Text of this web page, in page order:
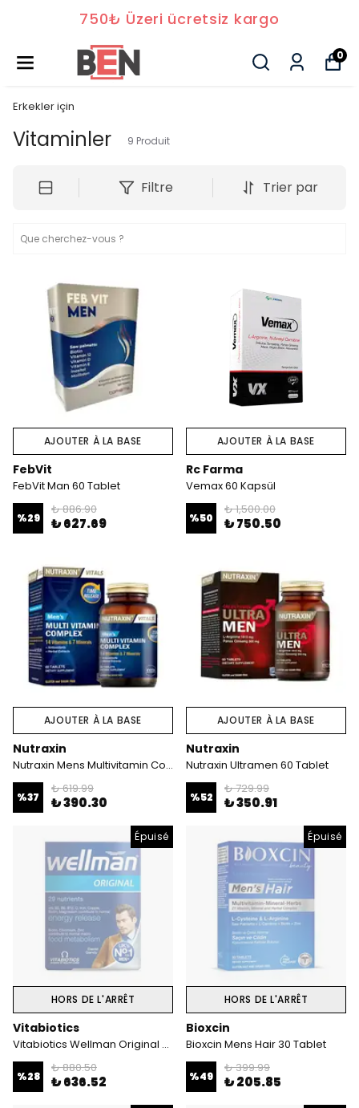
750₺ Üzeri ücretsiz kargo
0
Erkekler için
Vitaminler 9 Produit
Filtre Trier par
AJOUTER À LA BASE
FebVit
FebVit Man 60 Tablet
%29
₺ 886.90
₺ 627.69
AJOUTER À LA BASE
Rc Farma
Vemax 60 Kapsül
%50
₺ 1,500.00
₺ 750.50
AJOUTER À LA BASE
Nutraxin
Nutraxin Mens Multivitamin Complex 60 Tablet
%37
₺ 619.99
₺ 390.30
AJOUTER À LA BASE
Nutraxin
Nutraxin Ultramen 60 Tablet
%52
₺ 729.99
₺ 350.91
Épuisé
HORS DE L'ARRÊT
Vitabiotics
Vitabiotics Wellman Original 30 Tablet
%28
₺ 880.50
₺ 636.52
Épuisé
HORS DE L'ARRÊT
Bioxcin
Bioxcin Mens Hair 30 Tablet
%49
₺ 399.99
₺ 205.85